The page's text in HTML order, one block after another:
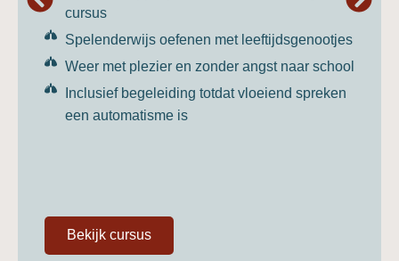
cursus
Spelenderwijs oefenen met leeftijdsgenootjes
Weer met plezier en zonder angst naar school
Inclusief begeleiding totdat vloeiend spreken
een automatisme is
Bekijk cursus